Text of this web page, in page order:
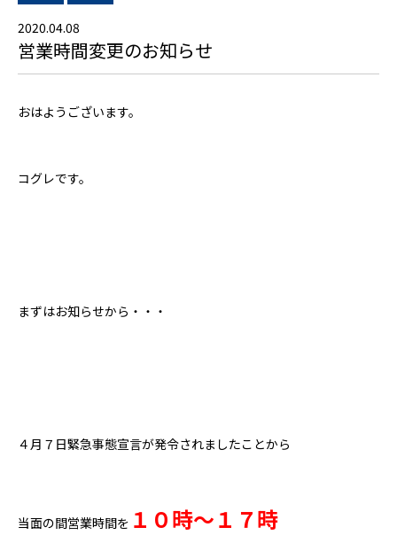
2020.04.08
営業時間変更のお知らせ
おはようございます。
コグレです。
まずはお知らせから・・・
４月７日緊急事態宣言が発令されましたことから
当面の間営業時間を １０時～１７時